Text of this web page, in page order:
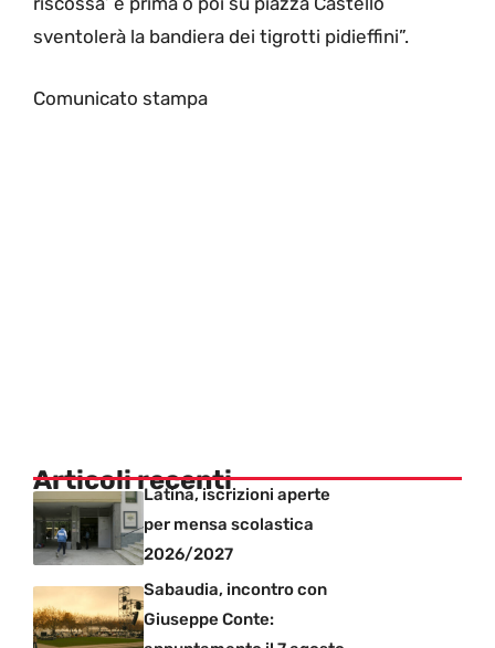
sventolerà la bandiera dei tigrotti pidieffini”.
Comunicato stampa
Articoli recentiLatina, iscrizioni aperte
per mensa scolastica
2026/2027
Sabaudia, incontro con
Giuseppe Conte: